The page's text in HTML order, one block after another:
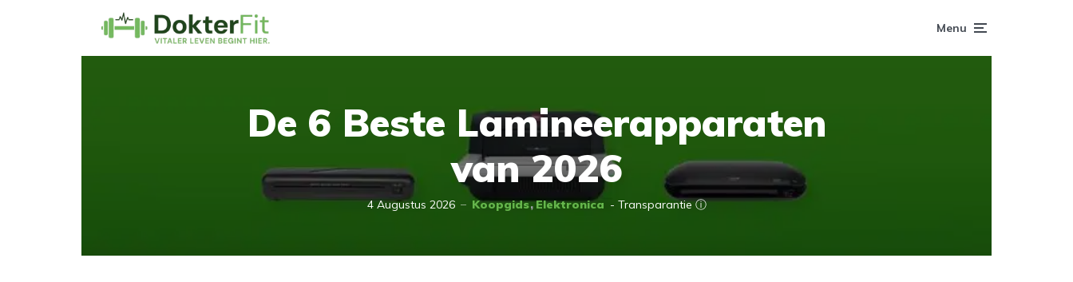
Menu
De 6 Beste Lamineerapparaten
van 2026
4 Augustus 2026 Koopgids Elektronica - Transparantie ⓘ